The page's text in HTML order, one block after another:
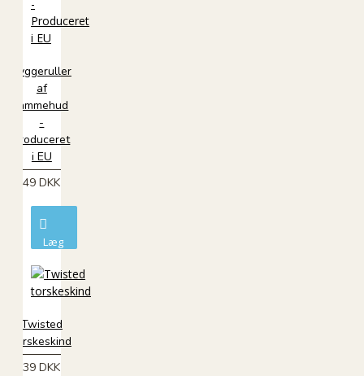
Tyggeruller
af
lammehud
-
Produceret
i EU
49 DKK
Læg
kurv
Twisted
torskeskind
39 DKK